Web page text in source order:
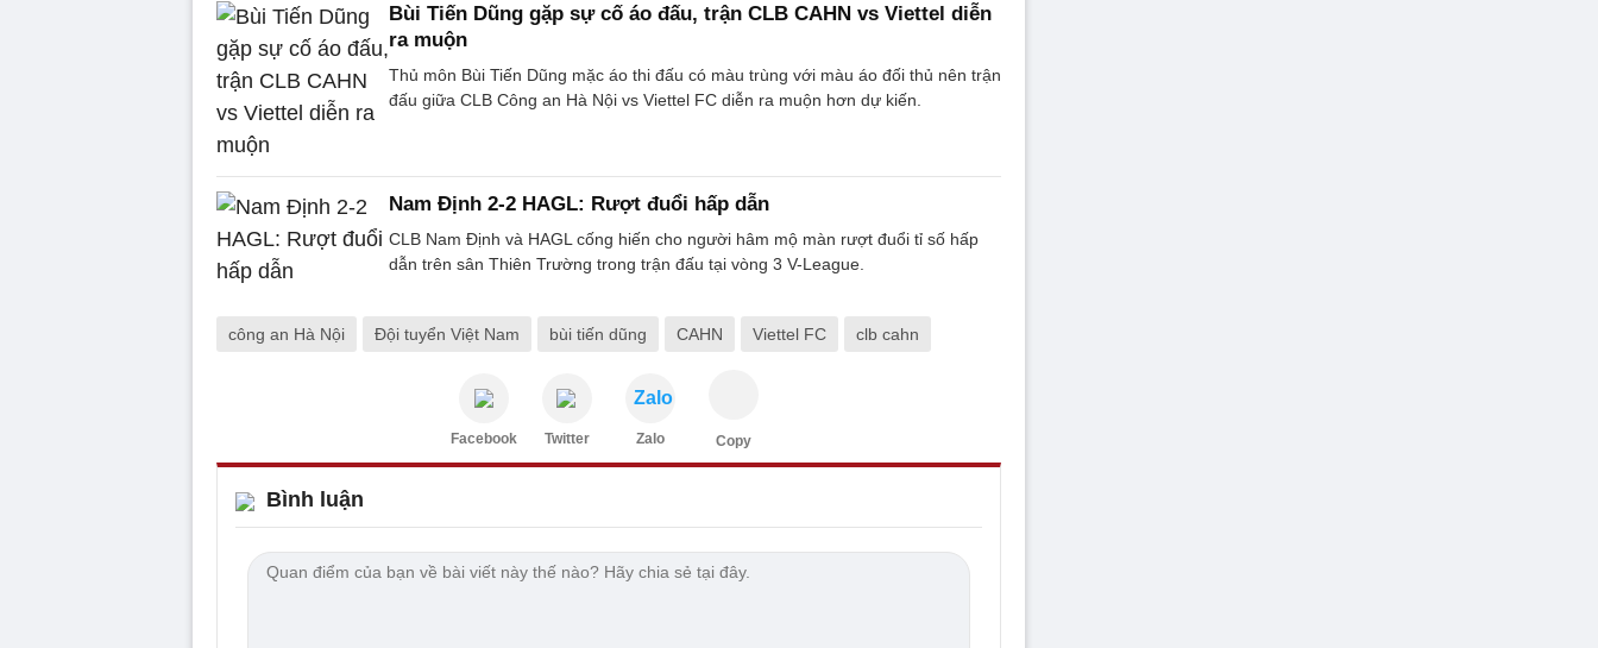
Bùi Tiến Dũng gặp sự cố áo đấu, trận CLB CAHN vs Viettel diễn
ra muộn
Thủ môn Bùi Tiến Dũng mặc áo thi đấu có màu trùng với màu áo đối thủ nên trận
đấu giữa CLB Công an Hà Nội vs Viettel FC diễn ra muộn hơn dự kiến.
Nam Định 2-2 HAGL: Rượt đuổi hấp dẫn
CLB Nam Định và HAGL cống hiến cho người hâm mộ màn rượt đuổi tỉ số hấp
dẫn trên sân Thiên Trường trong trận đấu tại vòng 3 V-League.
công an Hà Nội Đội tuyển Việt Nam bùi tiến dũng CAHN Viettel FC clb cahn
Facebook Twitter
Zalo
Zalo Copy
Bình luận